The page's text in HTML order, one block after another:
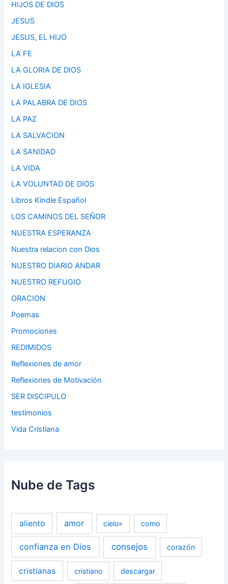
HIJOS DE DIOS
JESUS
JESUS, EL HIJO
LA FE
LA GLORIA DE DIOS
LA IGLESIA
LA PALABRA DE DIOS
LA PAZ
LA SALVACION
LA SANIDAD
LA VIDA
LA VOLUNTAD DE DIOS
Libros Kindle Español
LOS CAMINOS DEL SEÑOR
NUESTRA ESPERANZA
Nuestra relacion con Dios
NUESTRO DIARIO ANDAR
NUESTRO REFUGIO
ORACION
Poemas
Promociones
REDIMIDOS
Reflexiones de amor
Reflexiones de Motivación
SER DISCIPULO
testimonios
Vida Cristiana
Nube de Tags
aliento amor cielo» como
confianza en Dios consejos corazón
cristianas cristiano descargar